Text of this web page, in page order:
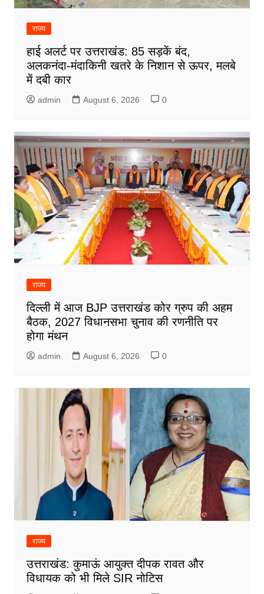
राज्य
हाई अलर्ट पर उत्तराखंड: 85 सड़कें बंद,
अलकनंदा-मंदाकिनी खतरे के निशान से ऊपर, मलबे
में दबी कार
admin August 6, 2026 0
राज्य
दिल्ली में आज BJP उत्तराखंड कोर ग्रुप की अहम
बैठक, 2027 विधानसभा चुनाव की रणनीति पर
होगा मंथन
admin August 6, 2026 0
राज्य
उत्तराखंड: कुमाऊं आयुक्त दीपक रावत और
विधायक को भी मिले SIR नोटिस